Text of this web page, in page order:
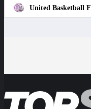
United Basketball F